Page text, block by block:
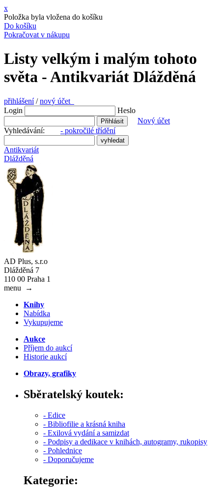
x
Položka byla vložena do košíku
Do košíku
Pokračovat v nákupu
Listy velkým i malým tohoto
světa - Antikvariát Dlážděná
přihlášení/nový účet
Login
Heslo
Nový účet
Vyhledávání: - pokročilé třídění
Antikvariát
Dlážděná
AD Plus, s.r.o
Dlážděná 7
110 00 Praha 1
menu
→
Knihy
Nabídka
Vykupujeme
Aukce
Příjem do aukcí
Historie aukcí
Obrazy, grafiky
Sběratelský koutek:
- Edice
- Bibliofilie a krásná kniha
- Exilová vydání a samizdat
- Podpisy a dedikace v knihách, autogramy, rukopisy
- Pohlednice
- Doporučujeme
Kategorie: